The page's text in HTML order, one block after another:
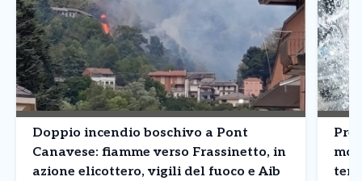
Doppio incendio boschivo a Pont
Canavese: fiamme verso Frassinetto, in
azione elicottero, vigili del fuoco e Aib